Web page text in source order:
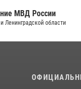
МВД России
Ленинградской области